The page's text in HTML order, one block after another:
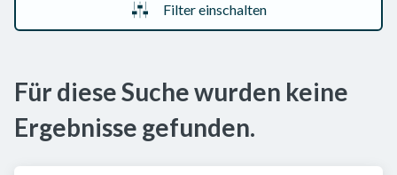
Filter einschalten
Für diese Suche wurden keine
Ergebnisse gefunden.